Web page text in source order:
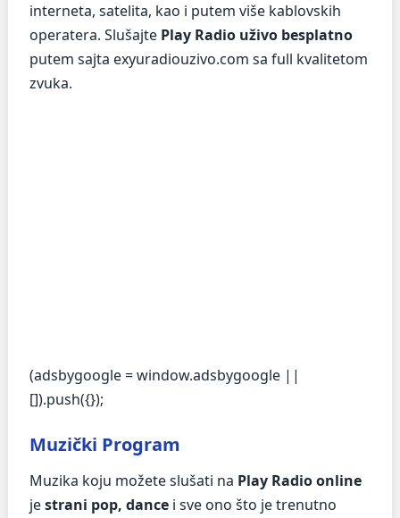
interneta, satelita, kao i putem više kablovskih
operatera. Slušajte Play Radio uživo besplatno
putem sajta exyuradiouzivo.com sa full kvalitetom
zvuka.
(adsbygoogle = window.adsbygoogle ||
[]).push({});
Muzički Program
Muzika koju možete slušati na Play Radio online
jestrani pop, dance i sve ono što je trenutno